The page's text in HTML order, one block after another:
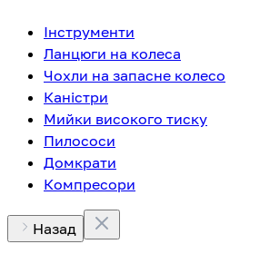
Інструменти
Ланцюги на колеса
Чохли на запасне колесо
Каністри
Мийки високого тиску
Пилососи
Домкрати
Компресори
Назад